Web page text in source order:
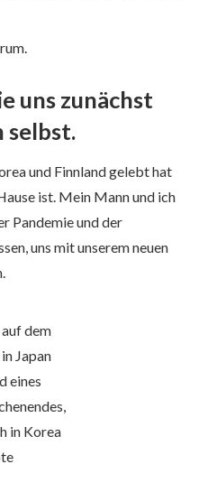
uns zunächst
selbst.
und Finnland gelebt hat
ist. Mein Mann und ich
Pandemie und der
uns mit unserem neuen
dem
Japan
eines
in Korea